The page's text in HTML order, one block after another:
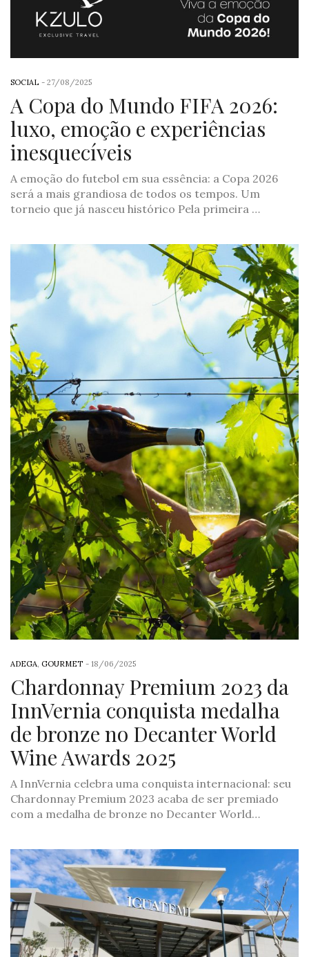
SOCIAL - 27/08/2025
A Copa do Mundo FIFA 2026:
luxo, emoção e experiências
inesquecíveis
A emoção do futebol em sua essência: a Copa 2026
será a mais grandiosa de todos os tempos. Um
torneio que já nasceu histórico Pela primeira …
ADEGA GOURMET - 18/06/2025
Chardonnay Premium 2023 da
InnVernia conquista medalha
de bronze no Decanter World
Wine Awards 2025
A InnVernia celebra uma conquista internacional: seu
Chardonnay Premium 2023 acaba de ser premiado
com a medalha de bronze no Decanter World…